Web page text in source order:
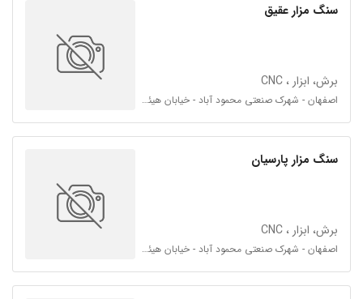
سنگ مزار عقیق
برش، ابزار ، CNC
اصفهان - شهرک صنعتی محمود آباد - خیابان هیئت امناء 26 - فرعی 26 و 34
سنگ مزار پارسیان
برش، ابزار ، CNC
اصفهان - شهرک صنعتی محمود آباد - خیابان هیئت امناء 26 - فرعی 26 و 34